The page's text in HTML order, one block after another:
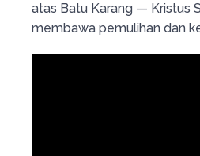
atas Batu Karang — Kristus
membawa pemulihan dan